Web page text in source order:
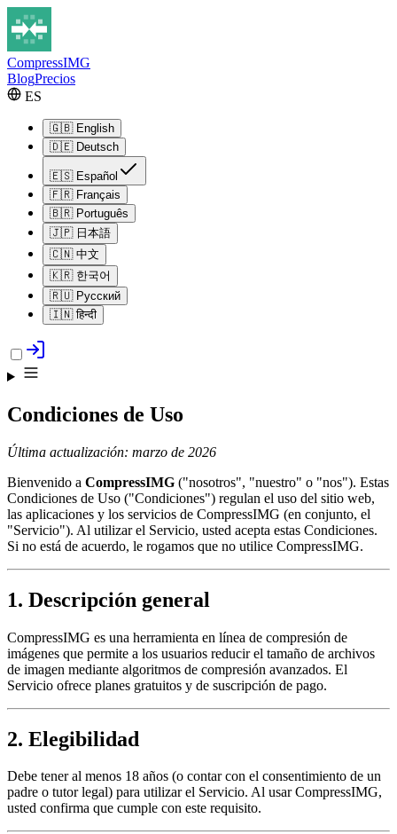
CompressIMG
BlogPrecios
ES
🇬🇧 English
🇩🇪 Deutsch
🇪🇸 Español
🇫🇷 Français
🇧🇷 Português
🇯🇵 日本語
🇨🇳 中文
🇰🇷 한국어
🇷🇺 Русский
🇮🇳 हिन्दी
Condiciones de Uso
Última actualización: marzo de 2026
Bienvenido a CompressIMG ("nosotros", "nuestro" o "nos"). Estas
Condiciones de Uso ("Condiciones") regulan el uso del sitio web,
las aplicaciones y los servicios de CompressIMG (en conjunto, el
"Servicio"). Al utilizar el Servicio, usted acepta estas Condiciones.
Si no está de acuerdo, le rogamos que no utilice CompressIMG.
1. Descripción general
CompressIMG es una herramienta en línea de compresión de
imágenes que permite a los usuarios reducir el tamaño de archivos
de imagen mediante algoritmos de compresión avanzados. El
Servicio ofrece planes gratuitos y de suscripción de pago.
2. Elegibilidad
Debe tener al menos 18 años (o contar con el consentimiento de un
padre o tutor legal) para utilizar el Servicio. Al usar CompressIMG,
usted confirma que cumple con este requisito.